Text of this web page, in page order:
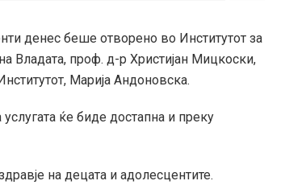
денес беше отворено во Институтот за
Владата, проф. д-р Христијан Мицкоски,
Марија Андоновска.
ќе биде достапна и преку
на децата и адолесцентите.